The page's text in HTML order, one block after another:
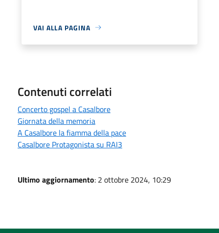
VAI ALLA PAGINA
Contenuti correlati
Concerto gospel a Casalbore
Giornata della memoria
A Casalbore la fiamma della pace
Casalbore Protagonista su RAI3
Ultimo aggiornamento: 2 ottobre 2024, 10:29